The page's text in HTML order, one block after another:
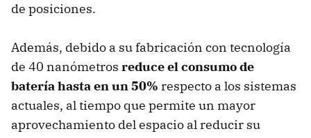
de posiciones.
Además, debido a su fabricación con tecnología
de 40 nanómetros reduce el consumo de
batería hasta en un 50% respecto a los sistemas
actuales, al tiempo que permite un mayor
aprovechamiento del espacio al reducir su